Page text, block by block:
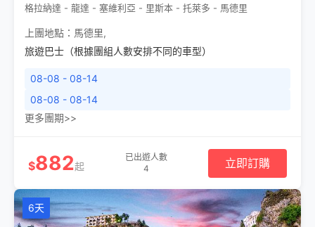
格拉納達 - 龍達 - 塞維利亞 - 里斯本 - 托萊多 - 馬德里
上團地點： 馬德里,
旅遊巴士（根據團組人數安排不同的車型）
08-08 - 08-14
08-08 - 08-14
更多團期>>
$882起
已出遊人數
4
立即訂購
6天